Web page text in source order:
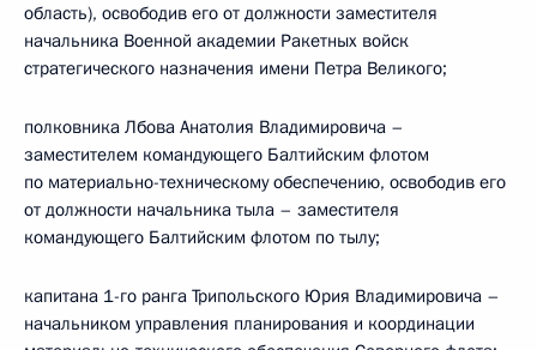
область), освободив его от должности заместителя
начальника Военной академии Ракетных войск
стратегического назначения имени Петра Великого;
полковника Лбова Анатолия Владимировича –
заместителем командующего Балтийским флотом
по материально-техническому обеспечению, освободив его
от должности начальника тыла – заместителя
командующего Балтийским флотом по тылу;
капитана 1-го ранга Трипольского Юрия Владимировича –
начальником управления планирования и координации